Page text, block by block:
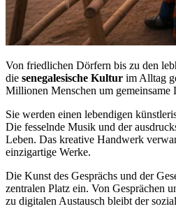
Von friedlichen Dörfern bis zu den
die senegalesische Kultur im Alltag
Millionen Menschen um gemeinsame
Sie werden einen lebendigen
Die fesselnde Musik und der
Leben. Das kreative Handwerk
einzigartige Werke.
Die Kunst des Gesprächs und der
zentralen Platz ein. Von Gesprächen
zu digitalen Austausch bleibt der